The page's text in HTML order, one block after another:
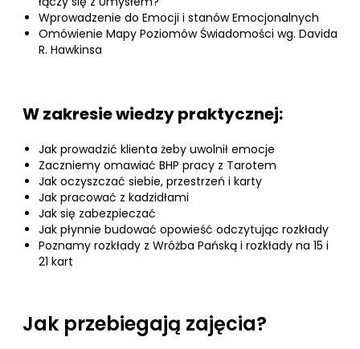
Wprowadzenie do Emocji i stanów Emocjonalnych
Omówienie Mapy Poziomów Świadomości wg. Davida
R. Hawkinsa
W zakresie wiedzy praktycznej:
Jak prowadzić klienta żeby uwolnił emocje
Zaczniemy omawiać BHP pracy z Tarotem
Jak oczyszczać siebie, przestrzeń i karty
Jak pracować z kadzidłami
Jak się zabezpieczać
Jak płynnie budować opowieść odczytując rozkłady
Poznamy rozkłady z Wróżba Pańską i rozkłady na 15 i
21 kart
Jak przebiegają zajęcia?